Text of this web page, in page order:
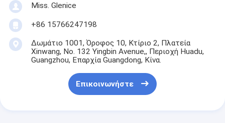
Miss. Glenice
+86 15766247198
Δωμάτιο 1001, Όροφος 10, Κτίριο 2, Πλατεία
Xinwang, No. 132 Yingbin Avenue,, Περιοχή Huadu,
Guangzhou, Επαρχία Guangdong, Κίνα.
Επικοινωνήστε